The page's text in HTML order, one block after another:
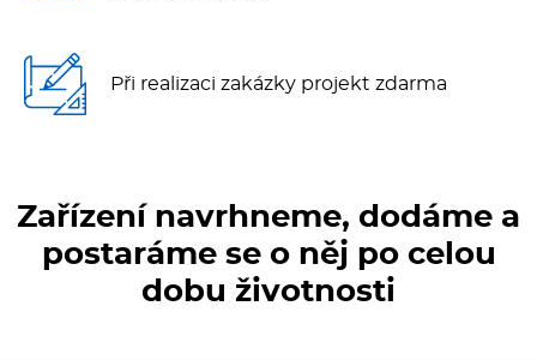
Konvektomaty/Pece
Sporáky
Při realizaci zakázky projekt zdarma
Zařízení navrhneme, dodáme a
postaráme se o něj po celou
dobu životnosti